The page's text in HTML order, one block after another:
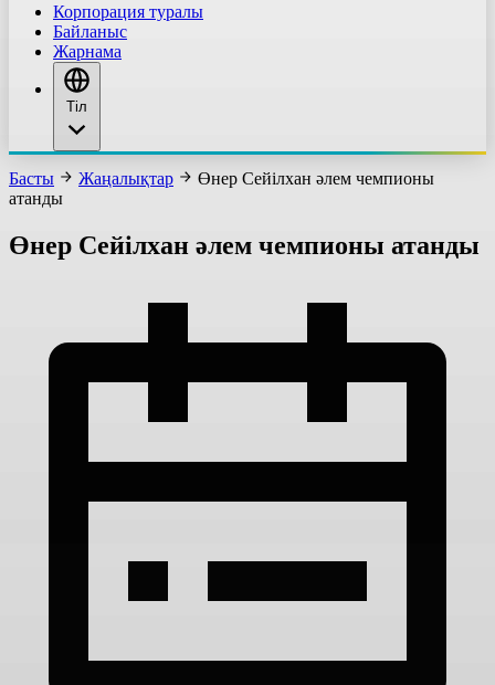
Корпорация туралы
Байланыс
Жарнама
Тіл
Басты Жаңалықтар
Өнер Сейілхан әлем чемпионы
атанды
Өнер Сейілхан әлем чемпионы атанды